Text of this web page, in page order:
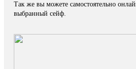
Так же вы можете самостоятельно
выбранный сейф.